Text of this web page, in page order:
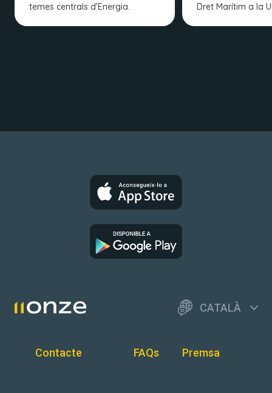
temes centrals d’Energia.
Dret Marítim a la
CATALÀ
Contacte FAQs Premsa